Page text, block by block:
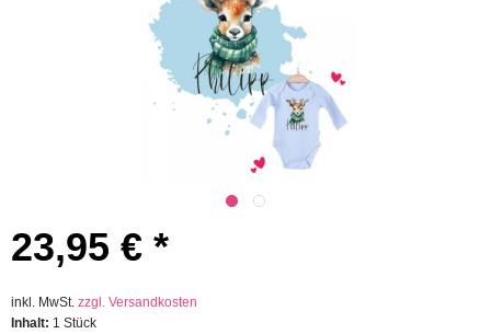
23,95 € *
inkl. MwSt. zzgl. Versandkosten
Inhalt: 1 Stück